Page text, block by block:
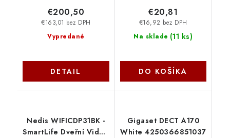
Vypredané
€163,01 bez DPH
€200,50
DETAIL
Na sklade (11 ks)
€16,92 bez DPH
€20,81
DO KOŠÍKA
Nedis WIFICDP31BK -
SmartLife Dveřní Video
Gigaset DECT A170
White 4250366851037